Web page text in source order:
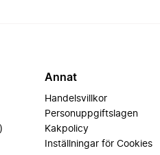
Annat
Handelsvillkor
Personuppgiftslagen
Kakpolicy
Inställningar för Cookies